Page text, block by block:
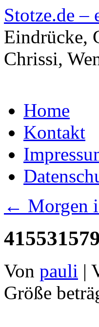
Stotze.de
Eindrücke,
Chrissi,
Inhalt
springenHome
Kontakt
← Morgen
Von pauli |
Größe